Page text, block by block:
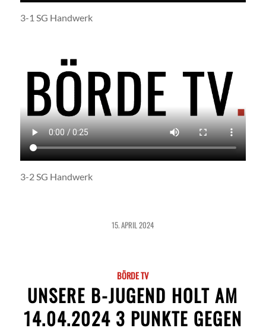
3-1 SG Handwerk
3-2 SG Handwerk
15. APRIL 2024
BÖRDE TV
UNSERE B-JUGEND HOLT AM
14.04.2024 3 PUNKTE GEGEN